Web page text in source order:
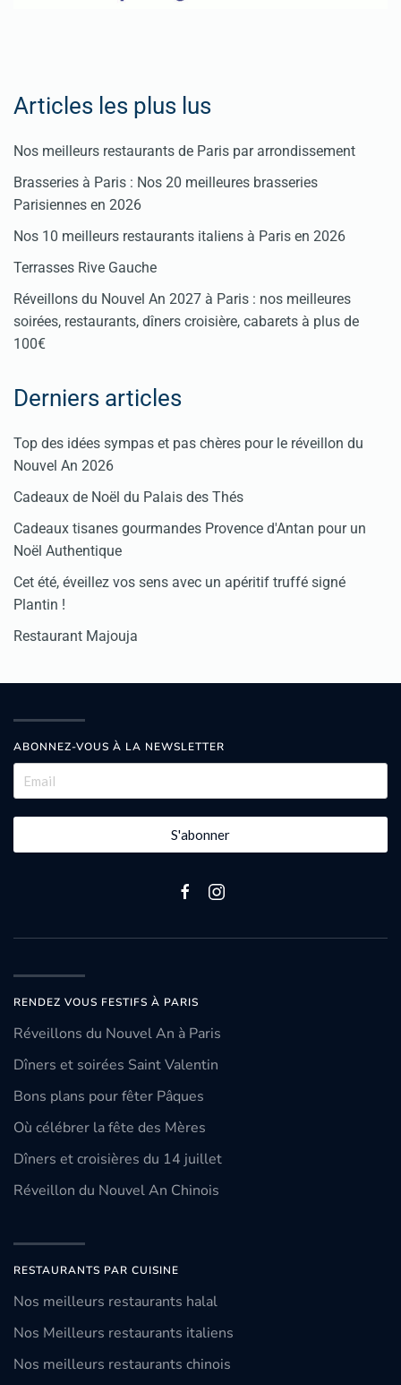
Articles les plus lus
Nos meilleurs restaurants de Paris par arrondissement
Brasseries à Paris : Nos 20 meilleures brasseries
Parisiennes en 2026
Nos 10 meilleurs restaurants italiens à Paris en 2026
Terrasses Rive Gauche
Réveillons du Nouvel An 2027 à Paris : nos meilleures
soirées, restaurants, dîners croisière, cabarets à plus de
100€
Derniers articles
Top des idées sympas et pas chères pour le réveillon du
Nouvel An 2026
Cadeaux de Noël du Palais des Thés
Cadeaux tisanes gourmandes Provence d'Antan pour un
Noël Authentique
Cet été, éveillez vos sens avec un apéritif truffé signé
Plantin !
Restaurant Majouja
ABONNEZ-VOUS À LA NEWSLETTER
S'abonner
RENDEZ VOUS FESTIFS À PARIS
Réveillons du Nouvel An à Paris
Dîners et soirées Saint Valentin
Bons plans pour fêter Pâques
Où célébrer la fête des Mères
Dîners et croisières du 14 juillet
Réveillon du Nouvel An Chinois
RESTAURANTS PAR CUISINE
Nos meilleurs restaurants halal
Nos Meilleurs restaurants italiens
Nos meilleurs restaurants chinois